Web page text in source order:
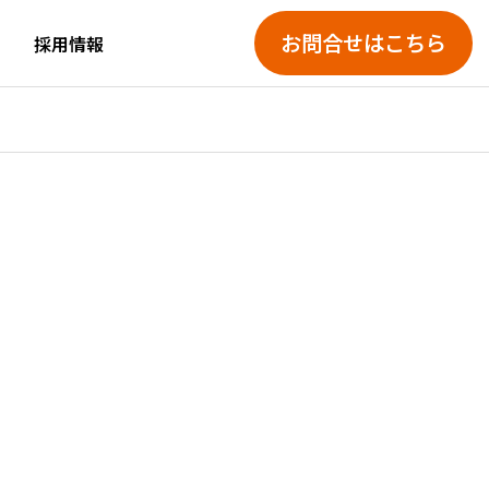
お問合せはこちら
採用情報